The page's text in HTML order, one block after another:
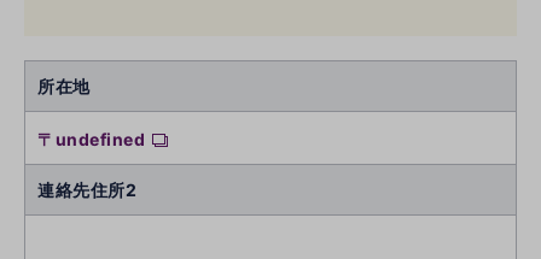
所在地
〒undefined
連絡先住所2